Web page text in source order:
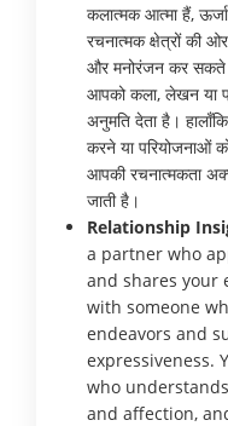
कलात्मक आत्मा हैं,
रचनात्मक क्षेत्रों की
और मनोरंजन कर सकते
आपको कला, लेखन या
अनुमति देता है।
करने या परियोजनाओं
आपकी रचनात्मकता
जाती है।
Relationship
a partner who
and shares your
with someone
endeavors and
expressiveness.
who
and affection,